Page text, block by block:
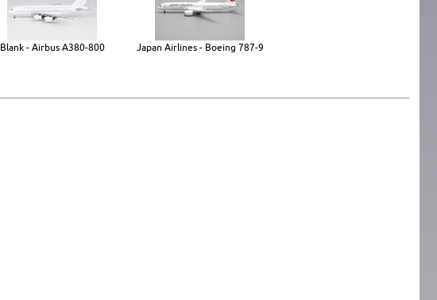
Blank - Airbus A380-800 Japan Airlines - Boeing 787-9